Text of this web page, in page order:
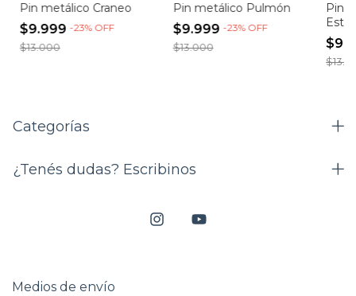
Pin metálico Craneo
$9.999 -23% OFF
$13.000
Pin metálico Pulmón
$9.999 -23% OFF
$13.000
Pin
Categorías
¿Tenés dudas? Escribinos
Medios de envío